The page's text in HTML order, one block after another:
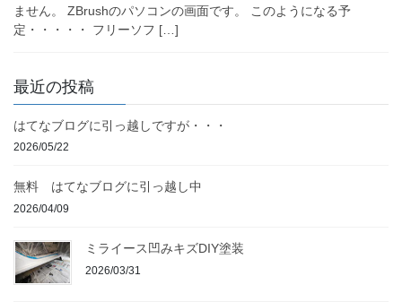
ません。 ZBrushのパソコンの画面です。 このようになる予
定・・・・・ フリーソフ […]
最近の投稿
はてなブログに引っ越しですが・・・
2026/05/22
無料 はてなブログに引っ越し中
2026/04/09
ミライース凹みキズDIY塗装
2026/03/31